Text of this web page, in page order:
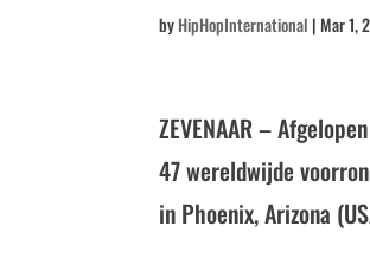
byHipHopInternational |Mar 1,
ZEVENAAR –
47 wereldwijde
in Phoenix, Arizona